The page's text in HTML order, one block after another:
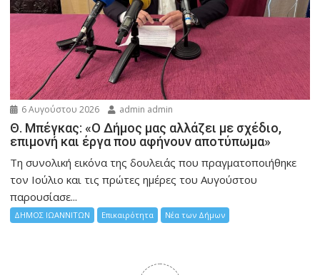
6 Αυγούστου 2026 admin admin
Θ. Μπέγκας: «Ο Δήμος μας αλλάζει με σχέδιο,
επιμονή και έργα που αφήνουν αποτύπωμα»
Τη συνολική εικόνα της δουλειάς που πραγματοποιήθηκε
τον Ιούλιο και τις πρώτες ημέρες του Αυγούστου
παρουσίασε...
ΔΗΜΟΣ ΙΩΑΝΝΙΤΩΝ Επικαιρότητα Νέα των Δήμων